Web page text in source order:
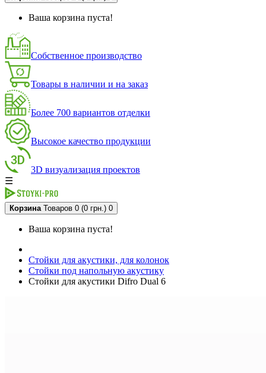
Ваша корзина пуста!
Собственное производство
Товары в наличии и на заказ
Более 700 вариантов отделки
Высокое качество продукции
3D визуализация проектов
☰
Корзина Товаров 0 (0 грн.) 0
Ваша корзина пуста!
Стойки для акустики, для колонок
Стойки под напольную акустику
Стойки для акустики Difro Dual 6